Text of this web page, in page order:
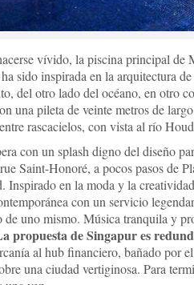
vívido, la piscina principal de
sido inspirada en la arquitectura
del otro lado del océano, en otro
una pileta de veinte metros de
rascacielos, con vista al río
con un splash digno del diseño
Saint-Honoré, a pocos pasos de
Inspirado en la moda y la
con un servicio
de uno mismo. Música tranquila y
propuesta de Singapur es
al hub financiero, bañado por
una ciudad vertiginosa. Para